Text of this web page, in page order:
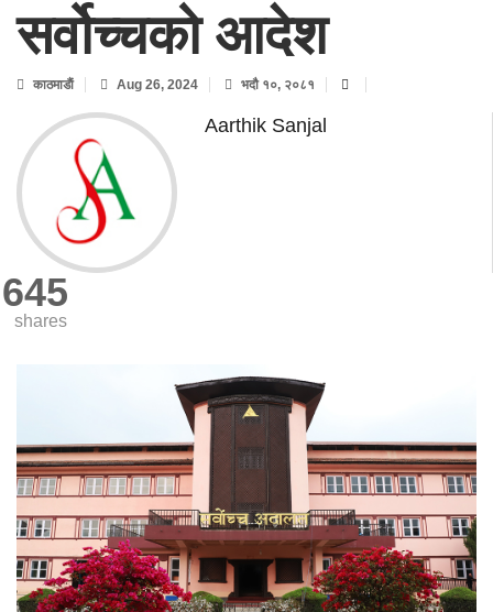
सर्वोच्चको आदेश
काठमाडाैं Aug 26, 2024 भदौ १०, २०८१
Aarthik Sanjal
645
shares